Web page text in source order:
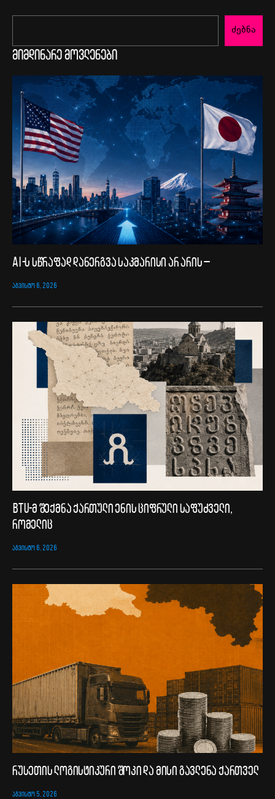
ძებნა
მიმდინარე მოვლენები
AI-ს სწრაფად დანერგვა საკმარისი არ არის –
ᲐᲒᲕᲘᲡᲢᲝ 6, 2026
BTU-მ შექმნა ქართული ენის ციფრული საფუძველი,
რომელიც
ᲐᲒᲕᲘᲡᲢᲝ 6, 2026
რუსეთის ლოგისტიკური შოკი და მისი გავლენა ქართველ
ᲐᲒᲕᲘᲡᲢᲝ 5, 2026